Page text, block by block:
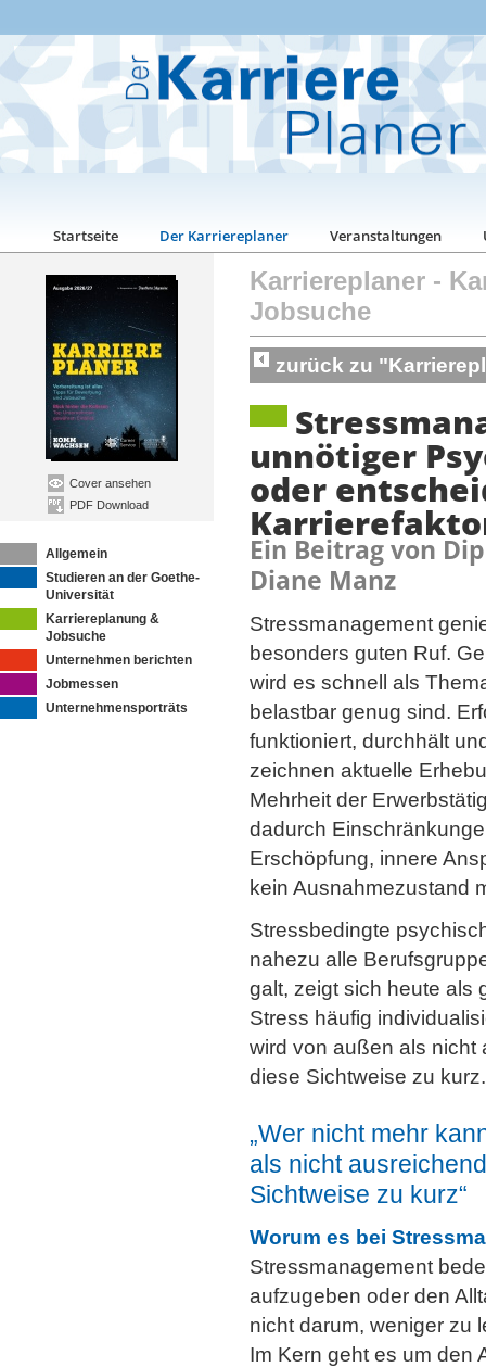
Startseite Der Karriereplaner Veranstaltungen
Cover ansehen
PDF Download
Allgemein
Studieren an der Goethe-
Universität
Karriereplanung &
Jobsuche
Unternehmen berichten
Jobmessen
Unternehmensporträts
Karriereplaner -
Jobsuche
zurück zu
unnötiger
oder
Ein Beitrag von
Diane Manz
Stressmanagement
besonders guten Ruf.
wird es schnell als
belastbar genug sind.
funktioniert, durchhält
zeichnen aktuelle
Mehrheit der
dadurch
Erschöpfung, innere
kein Ausnahmezustand
Stressbedingte
nahezu alle
galt, zeigt sich heute als
Stress häufig
wird von außen als nicht
diese Sichtweise zu kurz.
„Wer nicht mehr
als nicht
Sichtweise zu kurz“
Worum es bei
Stressmanagement
aufzugeben oder den
nicht darum, weniger zu
Im Kern geht es um den